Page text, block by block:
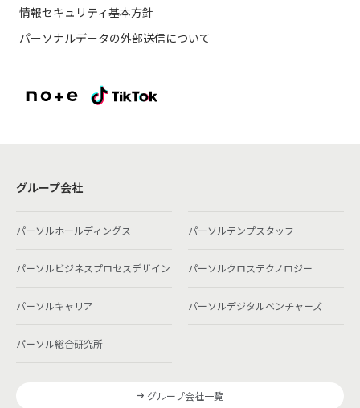
情報セキュリティ基本方針
パーソナルデータの外部送信について
グループ会社
パーソルホールディングス パーソルテンプスタッフ
パーソルビジネスプロセスデザイン パーソルクロステクノロジー
パーソルキャリア パーソルデジタルベンチャーズ
パーソル総合研究所
グループ会社一覧